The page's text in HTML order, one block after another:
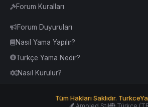
Forum Kuralları
Forum Duyuruları
Nasıl Yama Yapılır?
Türkçe Yama Nedir?
Nasıl Kurulur?
Tüm Hakları Saklıdır.